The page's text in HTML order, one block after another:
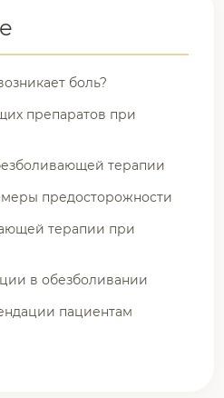
боль?
препаратов при
терапии
предосторожности
терапии при
в обезболивании
пациентам